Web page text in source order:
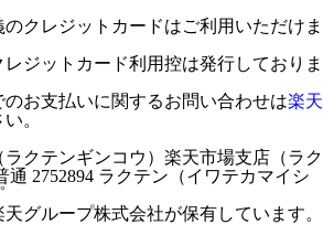
クレジットカードはご利用いただけま
ジットカード利用控は発行しておりま
お支払いに関するお問い合わせは楽天
。
ラクテンギンコウ）楽天市場支店（ラク
通 2752894 ラクテン（イワテカマイシ
グループ株式会社が保有しています。